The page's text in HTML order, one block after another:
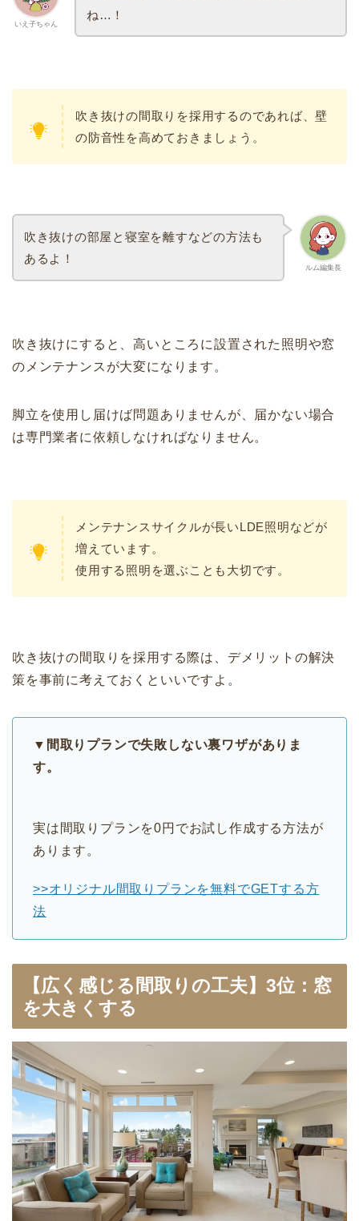
いえ子ちゃん
ね…！
吹き抜けの間取りを採用するのであれば、壁
の防音性を高めておきましょう。
ルム編集長
吹き抜けの部屋と寝室を離すなどの方法も
あるよ！
吹き抜けにすると、高いところに設置された照明や窓
のメンテナンスが大変になります。
脚立を使用し届けば問題ありませんが、届かない場合
は専門業者に依頼しなければなりません。
メンテナンスサイクルが長いLDE照明などが
増えています。
使用する照明を選ぶことも大切です。
吹き抜けの間取りを採用する際は、デメリットの解決
策を事前に考えておくといいですよ。
▼間取りプランで失敗しない裏ワザがありま
す。
実は間取りプランを0円でお試し作成する方法が
あります。
>>オリジナル間取りプランを無料でGETする方
法
【広く感じる間取りの工夫】3位：窓
を大きくする